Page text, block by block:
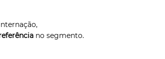
no segmento.